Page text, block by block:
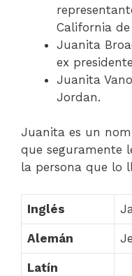
California de
Juanita
ex
Juanita
Jordan.
Juanita es un
que seguramente
la persona que lo
Inglés
Alemán
Latín